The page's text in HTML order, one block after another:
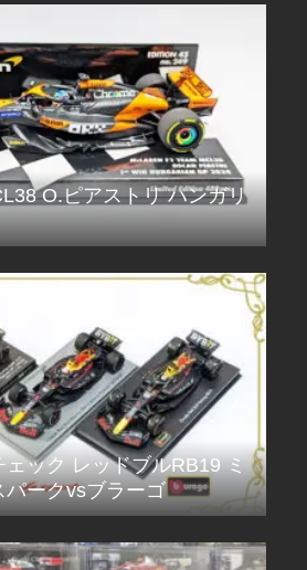
O.ピアストリ ハンガリ
ック レッドブルRB19 ミ
ークvsブラーゴ